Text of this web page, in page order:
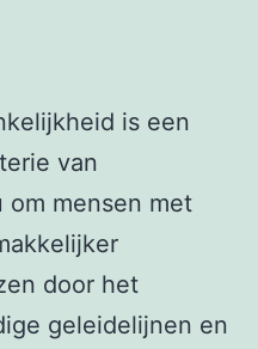
is een
van
mensen met
door het
geleidelijnen en